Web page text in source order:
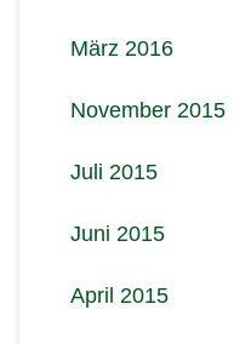
März 2016
November 2015
Juli 2015
Juni 2015
April 2015